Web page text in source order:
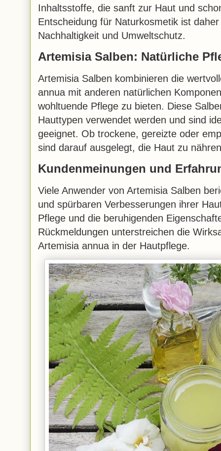
Inhaltsstoffe, die sanft zur Haut und
Entscheidung für Naturkosmetik ist
Nachhaltigkeit und Umweltschutz.
Artemisia Salben: Natürliche
Artemisia Salben kombinieren die
annua mit anderen natürlichen
wohltuende Pflege zu bieten. Diese
Hauttypen verwendet werden und sind
geeignet. Ob trockene, gereizte oder
sind darauf ausgelegt, die Haut zu
Kundenmeinungen und
Viele Anwender von Artemisia Salben
und spürbaren Verbesserungen ihrer
Pflege und die beruhigenden
Rückmeldungen unterstreichen die
Artemisia annua in der Hautpflege.